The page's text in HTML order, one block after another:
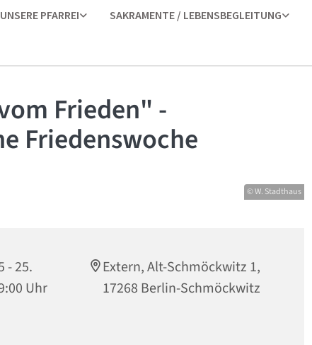
UNSERE PFARREI SAKRAMENTE / LEBENSBEGLEITUNG
Frieden" -
Friedenswoche
© W. Stadthaus
- 25.
Uhr
Extern, Alt-Schmöckwitz 1,
17268 Berlin-Schmöckwitz